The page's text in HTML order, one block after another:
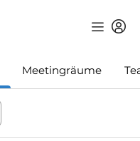
Meetingräume